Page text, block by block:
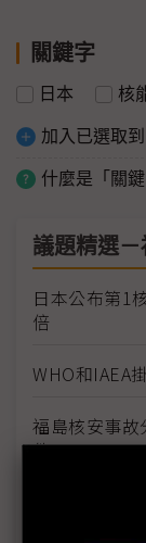
關鍵字
日本 核
加入已選取
什麼是「關鍵
議題精選
日本公布第1
倍
WHO和IAEA
福島核安事
件